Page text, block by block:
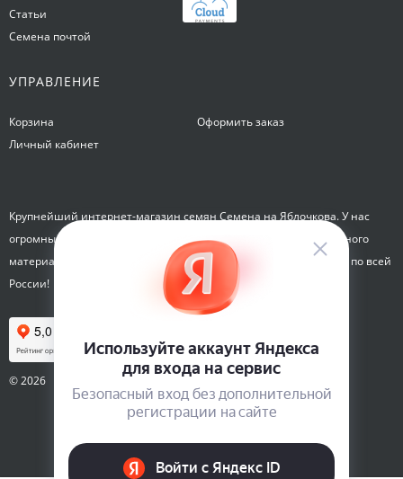
Статьи
Семена почтой
УПРАВЛЕНИЕ
Корзина
Личный кабинет
Оформить заказ
Крупнейший интернет-магазин семян Семена на Яблочкова. У нас
огромный каталог семян, растений, луковиц цветов и посадочного
материала. Здесь вы можете купить семена почтой и курьером по всей
России!
© 2026